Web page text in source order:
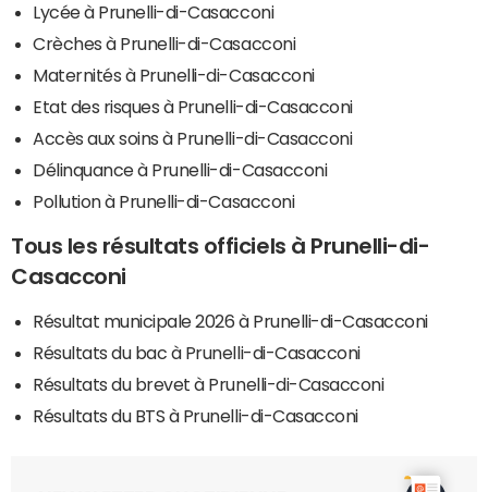
Lycée à Prunelli-di-Casacconi
Crèches à Prunelli-di-Casacconi
Maternités à Prunelli-di-Casacconi
Etat des risques à Prunelli-di-Casacconi
Accès aux soins à Prunelli-di-Casacconi
Délinquance à Prunelli-di-Casacconi
Pollution à Prunelli-di-Casacconi
Tous les résultats officiels à Prunelli-di-
Casacconi
Résultat municipale 2026 à Prunelli-di-Casacconi
Résultats du bac à Prunelli-di-Casacconi
Résultats du brevet à Prunelli-di-Casacconi
Résultats du BTS à Prunelli-di-Casacconi